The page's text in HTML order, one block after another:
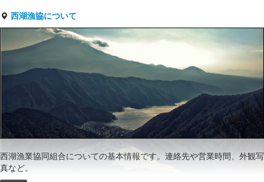
西湖漁協について
西湖漁業協同組合についての基本情報です。連絡先や営業時間、外観写
真など。